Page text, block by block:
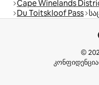
Cape Winelands
Du Toitskloof Pass
©